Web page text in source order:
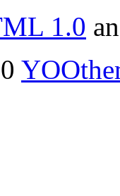
1.0